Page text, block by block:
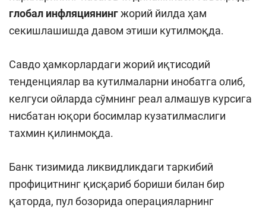
глобал инфляциянингжорий йилда ҳам
секишлашишда давом этиши кутилмоқда.
Савдо ҳамкорлардаги жорий иқтисодий
тенденциялар ва кутилмаларни инобатга олиб,
келгуси ойларда сўмнинг реал алмашув курсига
нисбатан юқори босимлар кузатилмаслиги
тахмин қилинмоқда.
Банк тизимида ликвидликдаги таркибий
профицитнинг қисқариб бориши билан бир
қаторда, пул бозорида операцияларнинг